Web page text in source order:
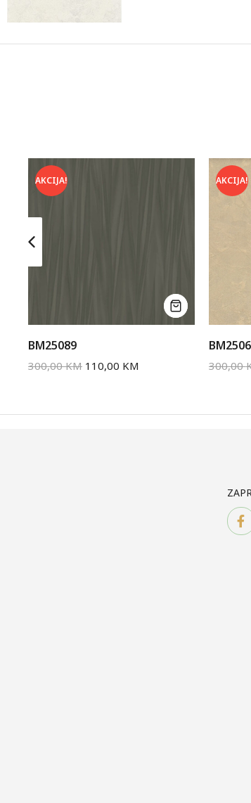
AKCIJA!
BM25089
300,00KM 110,00 KM
AKCIJA!
300,00